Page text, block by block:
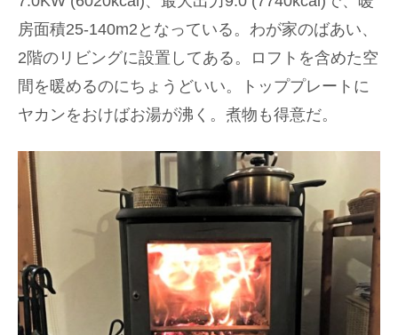
房面積25-140m2となっている。わが家のばあい、
2階のリビングに設置してある。ロフトを含めた空
間を暖めるのにちょうどいい。トッププレートに
ヤカンをおけばお湯が沸く。煮物も得意だ。